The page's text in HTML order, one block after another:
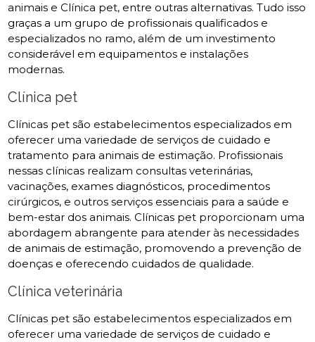
animais e Clínica pet, entre outras alternativas. Tudo isso
graças a um grupo de profissionais qualificados e
especializados no ramo, além de um investimento
considerável em equipamentos e instalações
modernas.
Clínica pet
Clínicas pet são estabelecimentos especializados em
oferecer uma variedade de serviços de cuidado e
tratamento para animais de estimação. Profissionais
nessas clínicas realizam consultas veterinárias,
vacinações, exames diagnósticos, procedimentos
cirúrgicos, e outros serviços essenciais para a saúde e
bem-estar dos animais. Clínicas pet proporcionam uma
abordagem abrangente para atender às necessidades
de animais de estimação, promovendo a prevenção de
doenças e oferecendo cuidados de qualidade.
Clínica veterinária
Clínicas pet são estabelecimentos especializados em
oferecer uma variedade de serviços de cuidado e